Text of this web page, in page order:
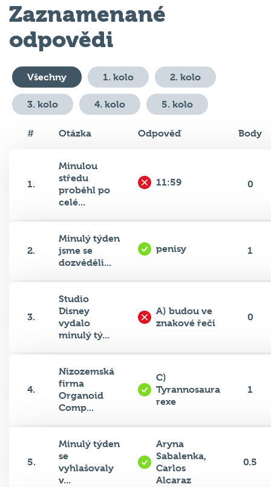
Zaznamenané
odpovědi
Všechny 1. kolo 2. kolo
3. kolo 4. kolo 5. kolo
# Otázka Odpověď Body
1.
Minulou
středu
proběhl po
celé...
11:59 0
2.
Minulý týden
jsme se
dozvěděli...
penisy 1
3.
Studio
Disney
vydalo
minulý tý...
A) budou ve
znakové řeči
0
4.
Nizozemská
firma
Organoid
Comp...
C)
Tyrannosaura
rexe
1
5.
Minulý týden
se
vyhlašovaly
v...
Aryna
Sabalenka,
Carlos
Alcaraz
0.5